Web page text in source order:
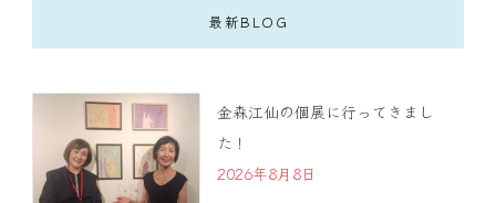
最新BLOG
金森江仙の個展に行ってきまし
た！
2026年8月8日